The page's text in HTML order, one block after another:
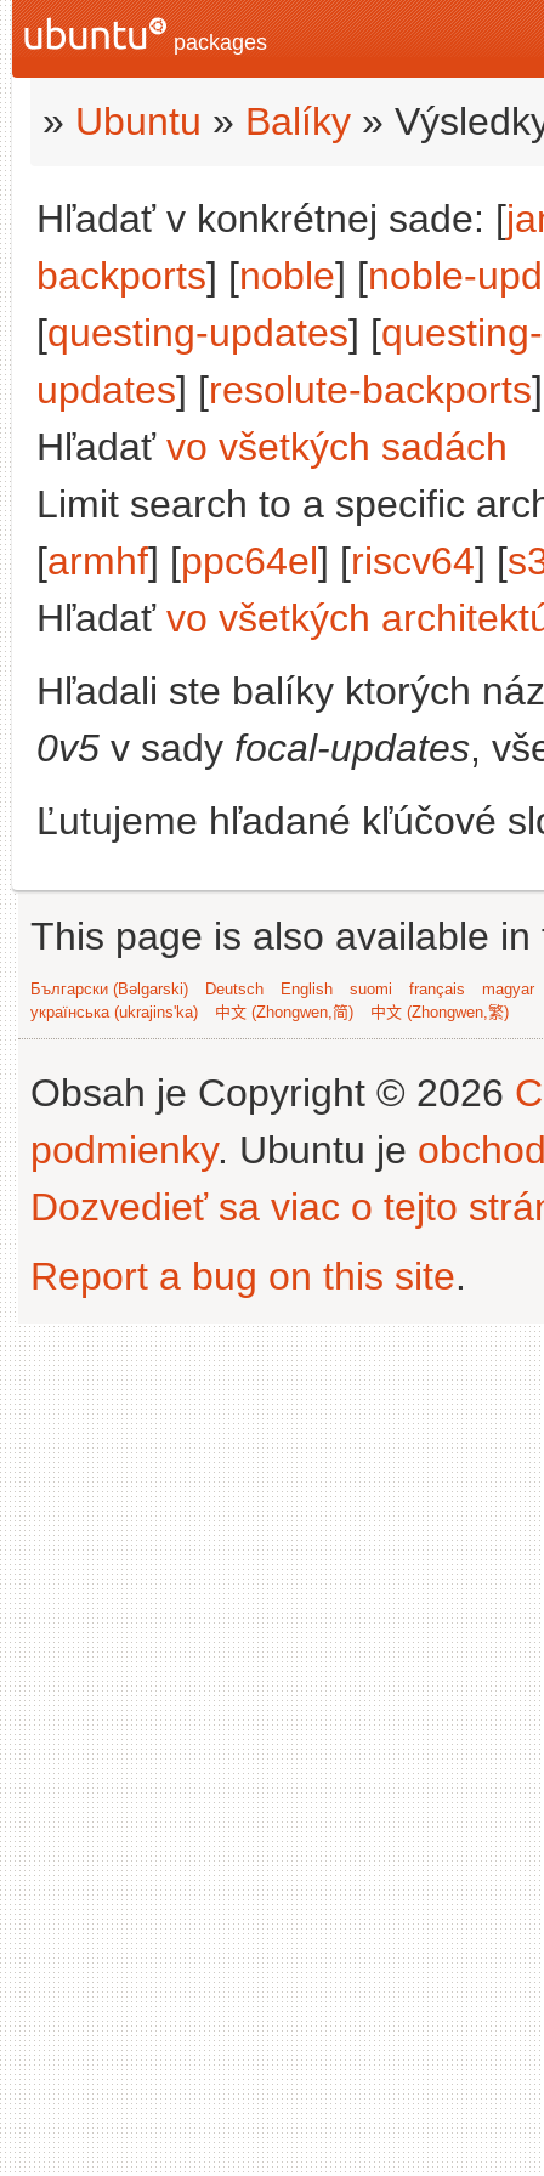
packages
» Ubuntu » Balíky »
Hľadať v konkrétnej sade: [
backports] [noble] [noble-
[questing-updates] [
updates] [resolute-backports
Hľadať vo všetkých sadách
Limit search to a specific
[armhf] [ppc64el] [riscv64] [
Hľadať vo všetkých
Hľadali ste balíky ktorých
0v5 v sady focal-updates,
Ľutujeme hľadané kľúčové
This page is also available
Български (Bəlgarski) Deutsch English suomi français
magyar
українська (ukrajins'ka)
中文 (Zhongwen,简) 中文 (Zhongwen,繁)
Obsah je Copyright © 2026
podmienky. Ubuntu je
Dozvedieť sa viac o tejto
Report a bug on this site.